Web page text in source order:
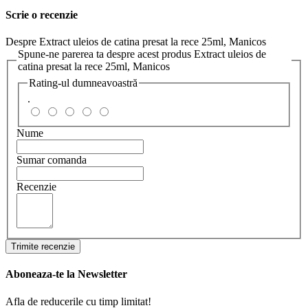
Scrie o recenzie
Despre Extract uleios de catina presat la rece 25ml, Manicos
Spune-ne parerea ta despre acest produs Extract uleios de
catina presat la rece 25ml, Manicos
Rating-ul dumneavoastră
.
Nume
Sumar comanda
Recenzie
Trimite recenzie
Aboneaza-te la Newsletter
Afla de reducerile cu timp limitat!